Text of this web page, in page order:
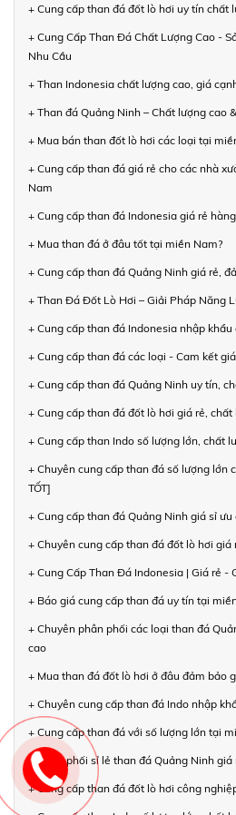
+ Cung cấp than đá đốt lò hơi uy tín chất
+ Cung Cấp Than Đá Chất Lượng Cao -
Nhu Cầu
+ Than Indonesia chất lượng cao, giá
+ Than đá Quảng Ninh – Chất lượng cao
+ Mua bán than đốt lò hơi các loại tại
+ Cung cấp than đá giá rẻ cho các nhà
Nam
+ Cung cấp than đá Indonesia giá rẻ
+ Mua than đá ở đâu tốt tại miền Nam?
+ Cung cấp than đá Quảng Ninh giá rẻ,
+ Than Đá Đốt Lò Hơi – Giải Pháp Năng
+ Cung cấp than đá Indonesia nhập
+ Cung cấp than đá các loại - Cam kết
+ Cung cấp than đá Quảng Ninh uy tín,
+ Cung cấp than đá đốt lò hơi giá rẻ, chất
+ Cung cấp than Indo số lượng lớn, chất
+ Chuyên cung cấp than đá số lượng lớn
TỐT]
+ Cung cấp than đá Quảng Ninh giá sỉ
+ Chuyên cung cấp than đá đốt lò hơi
+ Cung Cấp Than Đá Indonesia | Giá rẻ -
+ Báo giá cung cấp than đá uy tín tại
+ Chuyên phân phối các loại than đá
cao
+ Mua than đá đốt lò hơi ở đâu đảm bảo
+ Chuyên cung cấp than đá Indo nhập
+ Cung cấp than đá với số lượng lớn tại
+ Phân phối sỉ lẻ than đá Quảng Ninh
+ Cung cấp than đá đốt lò hơi công